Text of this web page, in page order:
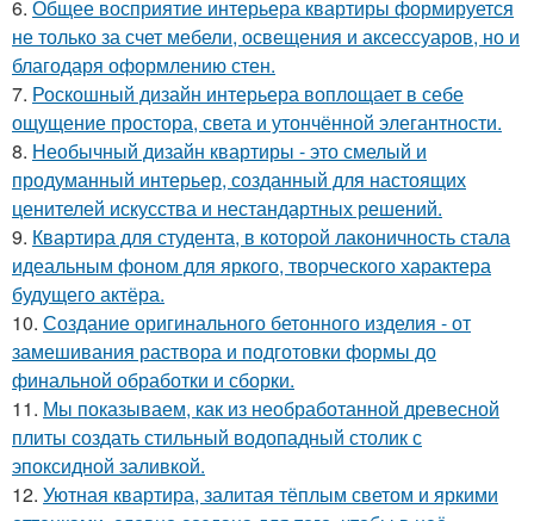
6. Общее восприятие интерьера квартиры формируется
не только за счет мебели, освещения и аксессуаров, но и
благодаря оформлению стен.
7. Роскошный дизайн интерьера воплощает в себе
ощущение простора, света и утончённой элегантности.
8. Необычный дизайн квартиры - это смелый и
продуманный интерьер, созданный для настоящих
ценителей искусства и нестандартных решений.
9. Квартира для студента, в которой лаконичность стала
идеальным фоном для яркого, творческого характера
будущего актёра.
10. Создание оригинального бетонного изделия - от
замешивания раствора и подготовки формы до
финальной обработки и сборки.
11. Мы показываем, как из необработанной древесной
плиты создать стильный водопадный столик с
эпоксидной заливкой.
12. Уютная квартира, залитая тёплым светом и яркими